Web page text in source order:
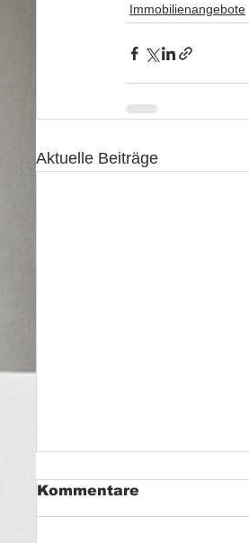
Immobilienangebote
Aktuelle Beiträge
Kommentare